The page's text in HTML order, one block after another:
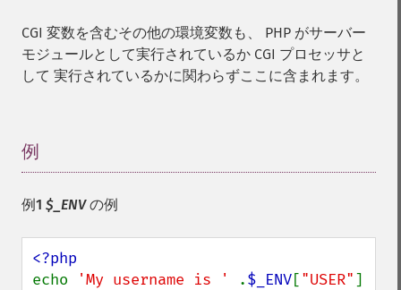
CGI 変数を含むその他の環境変数も、 PHP がサーバー
モジュールとして実行されているか CGI プロセッサと
して 実行されているかに関わらずここに含まれます。
例
例1 $_ENVの例
echo
'My username is ' .$_ENV["USER"]